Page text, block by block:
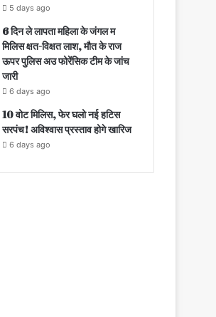
5 days ago
6 दिन ले लापता महिला के जंगल म
मिलिस क्षत-विक्षत लाश, मौत के राज
ऊपर पुलिस अउ फोरेंसिक टीम के जांच
जारी
6 days ago
10 वोट मिलिस, फेर घलो नई हटिस
सरपंच! अविश्वास प्रस्ताव होगे खारिज
6 days ago